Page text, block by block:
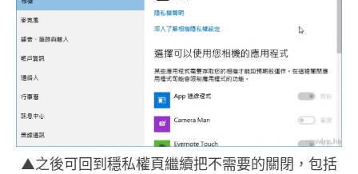
▲之後可回到穩私權頁繼續把不需要的關閉，包括